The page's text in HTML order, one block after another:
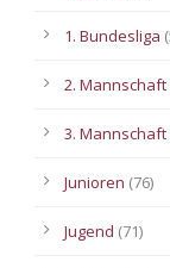
1. Bundesliga
2. Mannschaft
3. Mannschaft
Junioren (76)
Jugend (71)